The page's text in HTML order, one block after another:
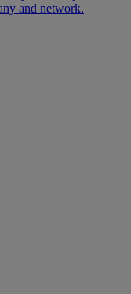
and network.